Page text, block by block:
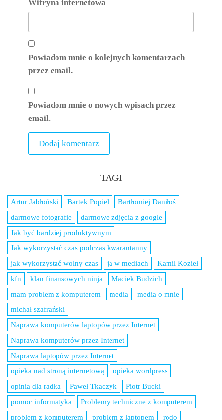
Witryna internetowa
Powiadom mnie o kolejnych komentarzach
przez email.
Powiadom mnie o nowych wpisach przez
email.
TAGI
Artur Jabłoński Bartek Popiel
Bartłomiej Daniłoś
darmowe fotografie
darmowe zdjęcia z google
Jak być bardziej produktywnym
Jak wykorzystać czas podczas kwarantanny
jak wykorzystać wolny czas
ja w mediach
Kamil Kozieł
kfn
klan finansowych ninja
Maciek Budzich
mam problem z komputerem
media
media o mnie
michał szafrański
Naprawa komputerów laptopów przez Internet
Naprawa komputerów przez Internet
Naprawa laptopów przez Internet
opieka nad stroną internetową
opieka wordpress
opinia dla radka
Paweł Tkaczyk
Piotr Bucki
pomoc informatyka
Problemy techniczne z komputerem
problem z komputerem
problem z laptopem
rodo